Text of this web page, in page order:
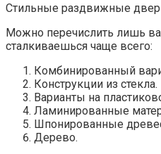
Стильные раздвижные
Можно перечислить лишь
сталкиваешься чаще всего:
Комбинированный
Конструкции из стекла.
Варианты на
Ламинированные
Шпонированные
Дерево.